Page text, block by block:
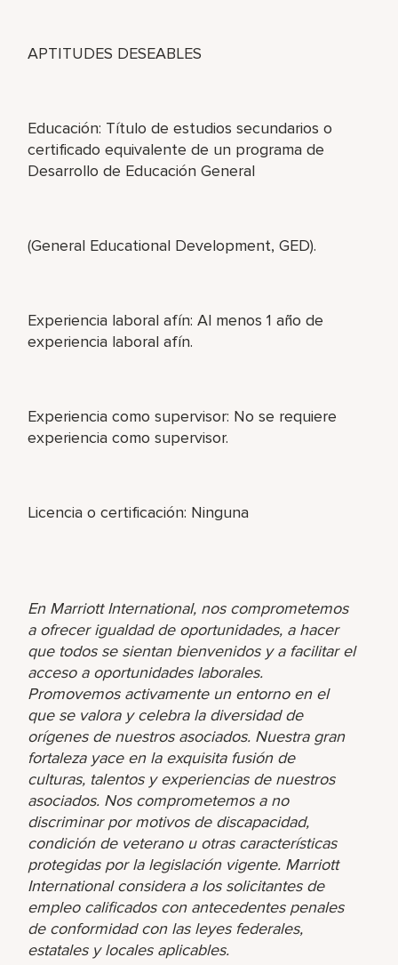
APTITUDES DESEABLES
Educación: Título de estudios secundarios o
certificado equivalente de un programa de
Desarrollo de Educación General
(General Educational Development, GED).
Experiencia laboral afín: Al menos 1 año de
experiencia laboral afín.
Experiencia como supervisor: No se requiere
experiencia como supervisor.
Licencia o certificación: Ninguna
En Marriott International, nos comprometemos
a ofrecer igualdad de oportunidades, a hacer
que todos se sientan bienvenidos y a facilitar el
acceso a oportunidades laborales.
Promovemos activamente un entorno en el
que se valora y celebra la diversidad de
orígenes de nuestros asociados. Nuestra gran
fortaleza yace en la exquisita fusión de
culturas, talentos y experiencias de nuestros
asociados. Nos comprometemos a no
discriminar por motivos de discapacidad,
condición de veterano u otras características
protegidas por la legislación vigente. Marriott
International considera a los solicitantes de
empleo calificados con antecedentes penales
de conformidad con las leyes federales,
estatales y locales aplicables.